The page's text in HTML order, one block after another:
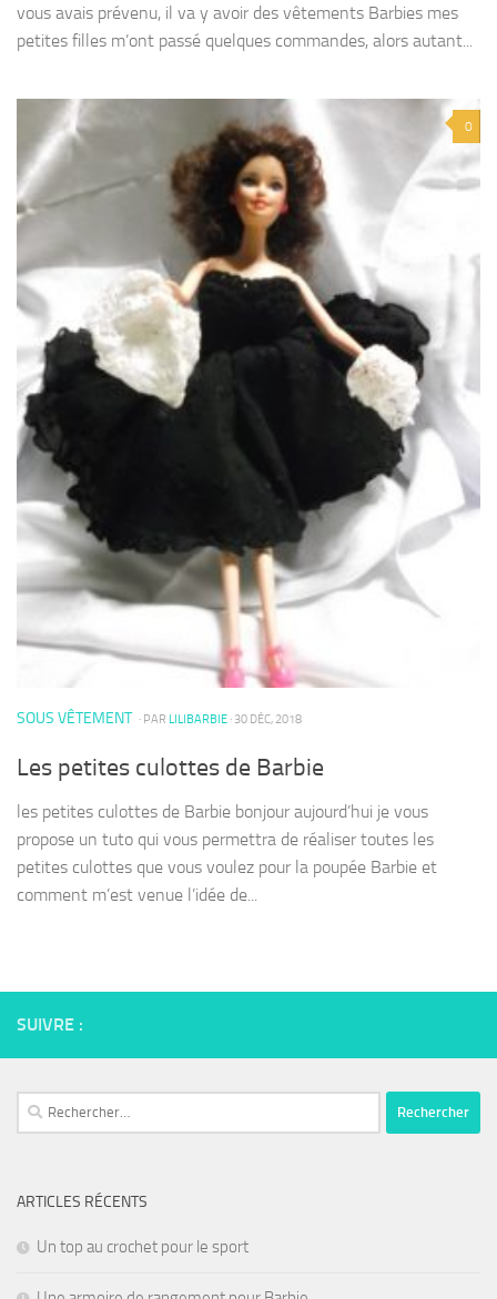
vous avais prévenu, il va y avoir des vêtements Barbies mes
petites filles m’ont passé quelques commandes, alors autant...
0
SOUS VÊTEMENT · PAR LILIBARBIE · 30 DÉC, 2018
Les petites culottes de Barbie
les petites culottes de Barbie bonjour aujourd’hui je vous
propose un tuto qui vous permettra de réaliser toutes les
petites culottes que vous voulez pour la poupée Barbie et
comment m’est venue l’idée de...
SUIVRE :
Rechercher :
ARTICLES RÉCENTS
Un top au crochet pour le sport